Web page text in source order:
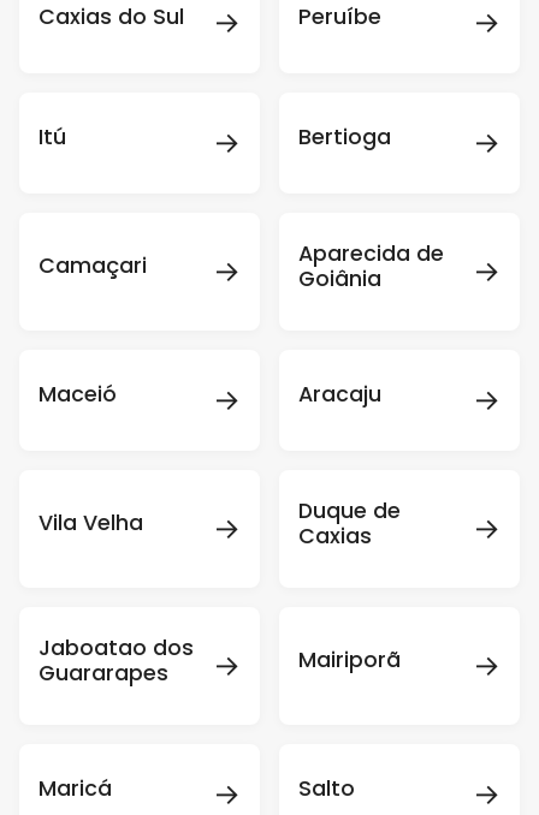
Caxias do Sul → Peruíbe →
Itú → Bertioga →
Camaçari →
Aparecida de
Goiânia
→
Maceió → Aracaju →
Vila Velha →
Duque de
Caxias
→
Jaboatao dos
Guararapes
→ Mairiporã →
Maricá → Salto →